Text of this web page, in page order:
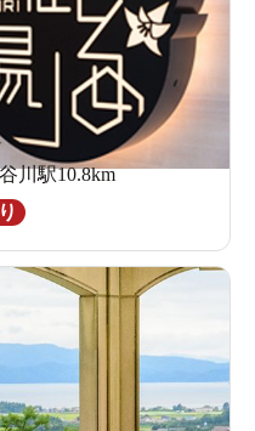
川駅10.8km